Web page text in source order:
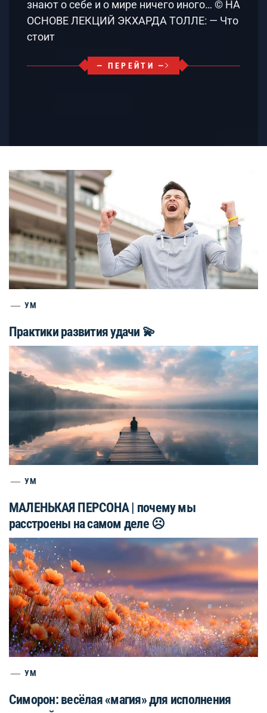
знают о себе и о мире ничего иного… © НА
ОСНОВЕ ЛЕКЦИЙ ЭКХАРДА ТОЛЛЕ: — Что
стоит
— ПЕРЕЙТИ —
УМ
Практики развития удачи 💫
УМ
МАЛЕНЬКАЯ ПЕРСОНА | почему мы
расстроены на самом деле ☹️
УМ
Симорон: весёлая «магия» для исполнения